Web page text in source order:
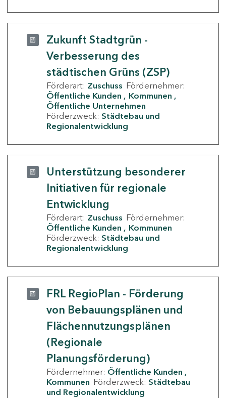
Zukunft Stadtgrün -
Verbesserung des
städtischen Grüns (ZSP)
Förderart: Zuschuss Fördernehmer:
Öffentliche Kunden
Kommunen
Öffentliche Unternehmen
Förderzweck: Städtebau und
Regionalentwicklung
Unterstützung besonderer
Initiativen für regionale
Entwicklung
Förderart: Zuschuss Fördernehmer:
Öffentliche Kunden
Kommunen
Förderzweck: Städtebau und
Regionalentwicklung
FRL RegioPlan - Förderung
von Bebauungsplänen und
Flächennutzungsplänen
(Regionale
Planungsförderung)
Fördernehmer: Öffentliche Kunden
Kommunen Förderzweck: Städtebau
und Regionalentwicklung